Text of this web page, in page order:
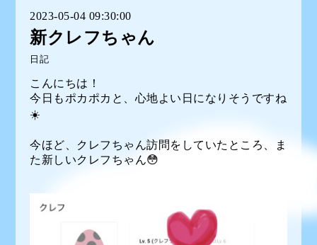
2023-05-04 09:30:00
新クレフちゃん
日記
こんにちは！
今日もポカポカと、心地よい日になりそうですね
☀️
今ほど、クレフちゃん訪問をしていたところ、ま
た新しいクレフちゃん😳